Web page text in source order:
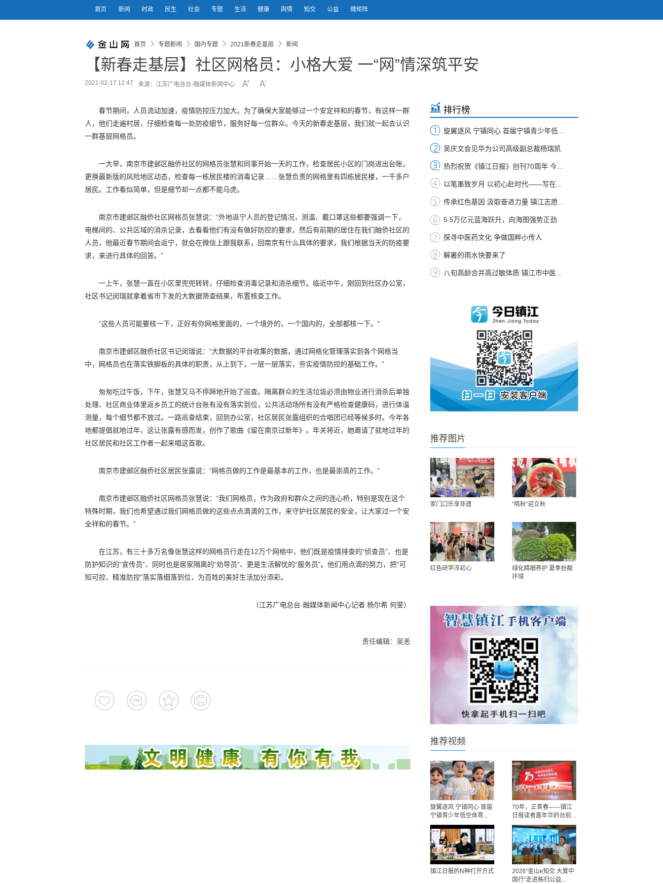
首页 新闻 时政 民生 社会 专题 生活 健康 舆情 知交 公益 微矩阵
首页 专题新闻 国内专题 2021新春走基层 新闻
【新春走基层】社区网格员：小格大爱 一“网”情深筑平安
2021-02-17 12:47 来源：江苏广电总台·融媒体新闻中心
春节期间，人员流动加速，疫情防控压力加大。为了确保大家能够过一个安定祥和的春节，有这样一群
人，他们走遍村居，仔细检查每一处防疫细节，服务好每一位群众。今天的新春走基层，我们就一起去认识
一群基层网格员。
一大早，南京市建邺区融侨社区的网格员张慧和同事开始一天的工作，检查居民小区的门岗进出台账，
更换最新版的风险地区动态，检查每一栋居民楼的消毒记录……张慧负责的网格里有四栋居民楼，一千多户
居民。工作看似简单，但是细节却一点都不能马虎。
南京市建邺区融侨社区网格员张慧说：“外地返宁人员的登记情况，测温、戴口罩这些都要强调一下，
电梯间的、公共区域的消杀记录，去看看他们有没有做好防控的要求，然后有前期的居住在我们融侨社区的
人员，他最近春节期间会返宁，就会在微信上跟我联系，回南京有什么具体的要求，我们根据当天的防疫要
求，来进行具体的回答。”
一上午，张慧一直在小区里兜兜转转，仔细检查消毒记录和消杀细节。临近中午，刚回到社区办公室，
社区书记闵瑞就拿着省市下发的大数据筛查结果，布置核查工作。
“这些人员可能要核一下，正好有你网格里面的，一个境外的，一个国内的，全部都核一下。”
南京市建邺区融侨社区书记闵瑞说：“大数据的平台收集的数据，通过网格化管理落实到各个网格当
中，网格员也在落实铁脚板的具体的职责，从上到下，一层一层落实，夯实疫情防控的基础工作。”
匆匆吃过午饭，下午，张慧又马不停蹄地开始了巡查。隔离群众的生活垃圾必须由物业进行消杀后单独
处理、社区商业体里返乡员工的统计台账有没有落实到位，公共活动场所有没有严格检查健康码，进行体温
测量，每个细节都不放过。一路巡查结束，回到办公室，社区居民张露组织的合唱团已经等候多时。今年各
地都提倡就地过年，这让张露有感而发，创作了歌曲《留在南京过新年》。年关将近，她邀请了就地过年的
社区居民和社区工作者一起来唱这首歌。
南京市建邺区融侨社区居民张露说：“网格员做的工作是最基本的工作，也是最崇高的工作。”
南京市建邺区融侨社区网格员张慧说：“我们网格员，作为政府和群众之间的连心桥，特别是现在这个
特殊时期，我们也希望通过我们网格员做的这些点点滴滴的工作，来守护社区居民的安全，让大家过一个安
全祥和的春节。”
在江苏，有三十多万名像张慧这样的网格员行走在12万个网格中，他们既是疫情排查的“侦查员”、也是
防护知识的“宣传员”、同时也是居家隔离的“劝导员”、更是生活解忧的“服务员”。他们用点滴的努力，把“可
知可控、精准防控”落实落细落到位，为百姓的美好生活加分添彩。
（江苏广电总台·融媒体新闻中心记者 杨尔希 何斐）
责任编辑：吴恙
排行榜
旋翼逐风 宁镇同心 首届宁镇青少年低...
吴庆文会见华为公司高级副总裁杨瑞凯
热烈祝贺《镇江日报》创刊70周年 今...
以笔墨致岁月 以初心赴时代——写在...
传承红色基因 汲取奋进力量 镇江志愿...
5.5万亿元蓝海跃升，向海图强势正劲
探寻中医药文化 争做国粹小传人
解暑的雨水快要来了
八旬高龄合并高过敏体质 镇江市中医...
推荐图片
家门口乐享非遗 “啃秋”迎立秋
红色研学淬初心
绿化精细养护 夏季扮靓
环境
推荐视频
旋翼逐风 宁镇同心 首届
宁镇青少年低空体育...
70年，正青春——镇江
日报读者嘉年华的台前...
镇江日报的N种打开方式
2026“金山e知交 大爱中
国行”走进秭归公益...